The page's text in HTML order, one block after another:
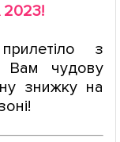
з
Вам чудову
знижку на